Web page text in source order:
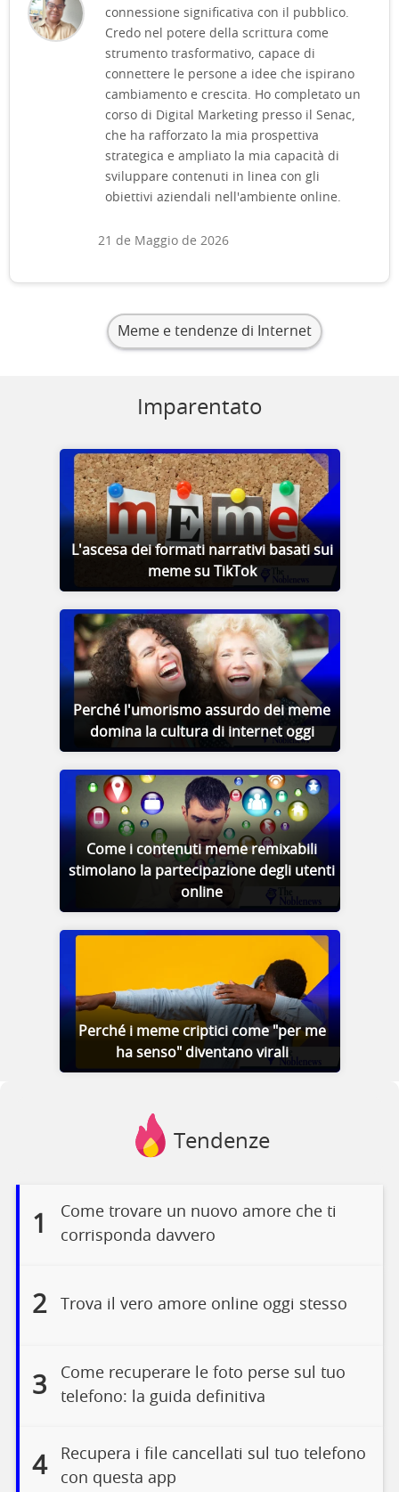
connessione significativa con il pubblico.
Credo nel potere della scrittura come
strumento trasformativo, capace di
connettere le persone a idee che ispirano
cambiamento e crescita. Ho completato un
corso di Digital Marketing presso il Senac,
che ha rafforzato la mia prospettiva
strategica e ampliato la mia capacità di
sviluppare contenuti in linea con gli
obiettivi aziendali nell'ambiente online.
21 de Maggio de 2026
Meme e tendenze di Internet
Imparentato
L'ascesa dei formati narrativi basati sui
meme su TikTok
Perché l'umorismo assurdo dei meme
domina la cultura di internet oggi
Come i contenuti meme remixabili
stimolano la partecipazione degli utenti
online
Perché i meme criptici come "per me
ha senso" diventano virali
Tendenze
1
Come trovare un nuovo amore che ti
corrisponda davvero
2 Trova il vero amore online oggi stesso
3
Come recuperare le foto perse sul tuo
telefono: la guida definitiva
4
Recupera i file cancellati sul tuo telefono
con questa app